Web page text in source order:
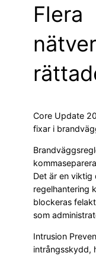
Flera
Core Update
fixar i
Det är en viktig
regelhantering
blockeras
som
Intrusion
intrångsskydd,